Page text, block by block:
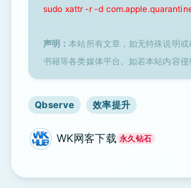
sudo xattr -r -d
声明：本站所有文章，如无特殊说明
书籍等各类媒体平台。如若本站内容
Qbserve 效率提升
WK网客下载 永久钻石